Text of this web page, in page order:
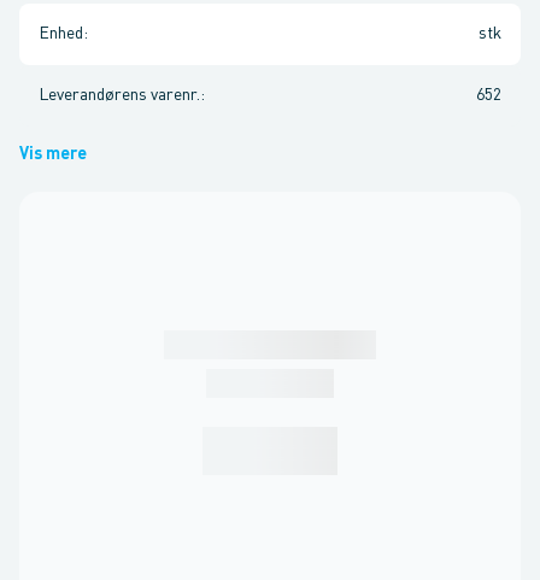
Enhed : stk
Leverandørens varenr. : 652
Vis mere